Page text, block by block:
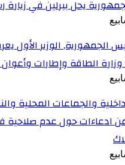
يحل ببرلين في زيارة
الجمهورية, الوزير الأول
وزارة الطاقة وإطارات
والجماعات المحلية
ادعاءات حول عدم صلاحية